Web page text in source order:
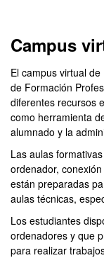
Campus
El campus virtual
de Formación
diferentes recursos
como herramienta
alumnado y la
Las aulas
ordenador,
están preparadas
aulas técnicas,
Los estudiantes
ordenadores y que
para realizar